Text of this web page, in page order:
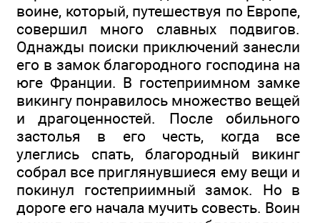
воине, который, путешествуя по Европе,
совершил много славных подвигов.
Однажды поиски приключений занесли
его в замок благородного господина на
юге Франции. В гостеприимном замке
викингу понравилось множество вещей
и драгоценностей. После обильного
застолья в его честь, когда все
улеглись спать, благородный викинг
собрал все приглянувшиеся ему вещи и
покинул гостеприимный замок. Но в
дороге его начала мучить совесть. Воин